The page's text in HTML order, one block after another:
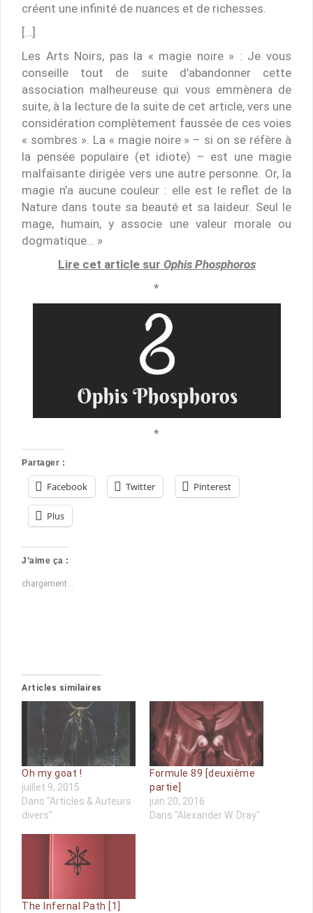
créent une infinité de nuances et de richesses.
[…]
Les Arts Noirs, pas la « magie noire » : Je vous
conseille tout de suite d’abandonner cette
association malheureuse qui vous emmènera de
suite, à la lecture de la suite de cet article, vers une
considération complètement faussée de ces voies
« sombres ». La « magie noire » – si on se réfère à
la pensée populaire (et idiote) – est une magie
malfaisante dirigée vers une autre personne. Or, la
magie n’a aucune couleur : elle est le reflet de la
Nature dans toute sa beauté et sa laideur. Seul le
mage, humain, y associe une valeur morale ou
dogmatique… »
Lire cet article sur Ophis Phosphoros
*
*
Partager :
Facebook Twitter Pinterest
Plus
J’aime ça :
chargement…
Articles similaires
Oh my goat !
juillet 9, 2015
Dans "Articles & Auteurs
divers"
Formule 89 [deuxième
partie]
juin 20, 2016
Dans "Alexander W. Dray"
The Infernal Path [1]